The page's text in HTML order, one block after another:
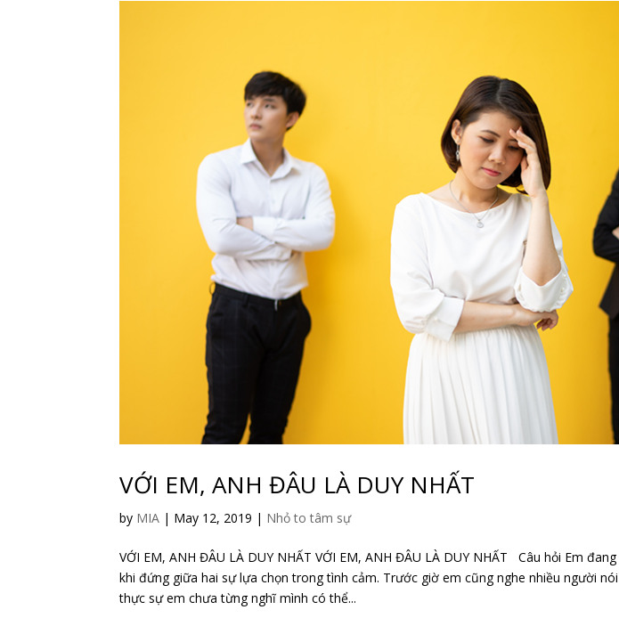
VỚI EM, ANH ĐÂU LÀ DUY NHẤT
by MIA | May 12, 2019 | Nhỏ to tâm sự
VỚI EM, ANH ĐÂU LÀ DUY NHẤT VỚI EM, ANH ĐÂU LÀ DUY NHẤT Câu hỏi Em
khi đứng giữa hai sự lựa chọn trong tình cảm. Trước giờ em cũng nghe nhiều người
thực sự em chưa từng nghĩ mình có thể...